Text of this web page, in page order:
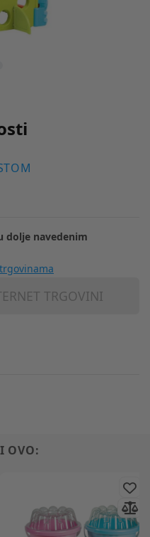
dolje navedenim
TRGOVINI
OVO: